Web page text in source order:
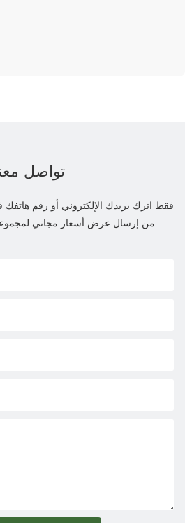
تواصل
فقط اترك بريدك الإلكتروني أو رقم
من إرسال عرض أسعار مجاني